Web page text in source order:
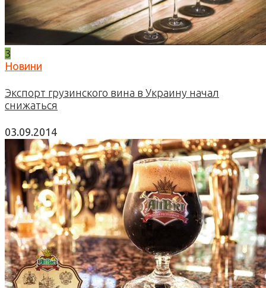
3
Новини
Экспорт грузинского вина в Украину начал
снижаться
03.09.2014